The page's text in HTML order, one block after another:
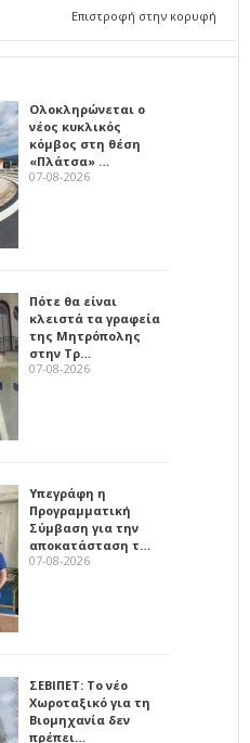
Επιστροφή στην κορυφή
Ολοκληρώνεται ο
νέος κυκλικός
κόμβος στη θέση
«Πλάτσα» …
07-08-2026
Πότε θα είναι
κλειστά τα γραφεία
της Μητρόπολης
στην Τρ…
07-08-2026
Υπεγράφη η
Προγραμματική
Σύμβαση για την
αποκατάσταση τ…
07-08-2026
ΣΕΒΙΠΕΤ: Το νέο
Χωροταξικό για τη
Βιομηχανία δεν
πρέπει…